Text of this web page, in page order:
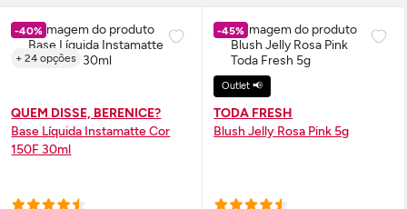
-40%
+ 24 opções
QUEM DISSE, BERENICE?
Base Líquida Instamatte Cor
150F 30ml
-45%
Outlet 📢
TODA FRESH
BlushJelly Rosa Pink 5g